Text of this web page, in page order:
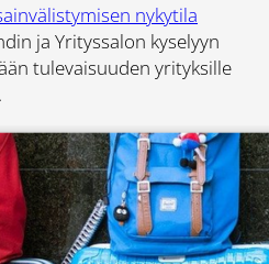
nykytila
ja Yrityssalon kyselyyn
tulevaisuuden yrityksille